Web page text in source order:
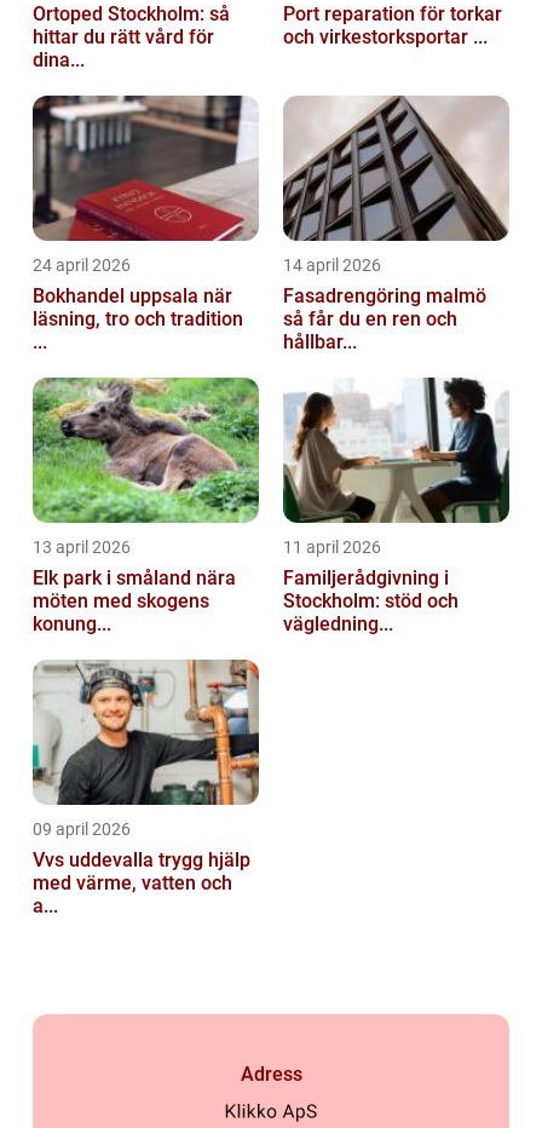
Ortoped Stockholm: så
hittar du rätt vård för
dina...
Port reparation för torkar
och virkestorksportar ...
24 april 2026
Bokhandel uppsala när
läsning, tro och tradition
...
14 april 2026
Fasadrengöring malmö
så får du en ren och
hållbar...
13 april 2026
Elk park i småland nära
möten med skogens
konung...
11 april 2026
Familjerådgivning i
Stockholm: stöd och
vägledning...
09 april 2026
Vvs uddevalla trygg hjälp
med värme, vatten och
a...
Adress